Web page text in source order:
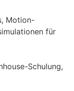
Motion-
für
Schulung,